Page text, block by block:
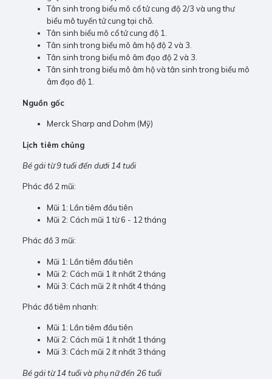
Tân sinh trong biểu mô cổ tử cung độ 2/3 và ung thư
biểu mô tuyến tử cung tại chỗ.
Tân sinh biểu mô cổ tử cung độ 1.
Tân sinh trong biểu mô âm hộ độ 2 và 3.
Tân sinh trong biểu mô âm đạo độ 2 và 3.
Tân sinh trong biểu mô âm hộ và tân sinh trong biểu mô
âm đạo độ 1.
Nguồn gốc
Merck Sharp and Dohm (Mỹ)
Lịch tiêm chủng
Bé gái từ 9 tuổi đến dưới 14 tuổi
Phác đồ 2 mũi:
Mũi 1: Lần tiêm đầu tiên
Mũi 2: Cách mũi 1 từ 6 - 12 tháng
Phác đồ 3 mũi:
Mũi 1: Lần tiêm đầu tiên
Mũi 2: Cách mũi 1 ít nhất 2 tháng
Mũi 3: Cách mũi 2 ít nhất 4 tháng
Phác đồ tiêm nhanh:
Mũi 1: Lần tiêm đầu tiên
Mũi 2: Cách mũi 1 ít nhất 1 tháng
Mũi 3: Cách mũi 2 ít nhất 3 tháng
Bé gái từ 14 tuổi và phụ nữ đến 26 tuổi